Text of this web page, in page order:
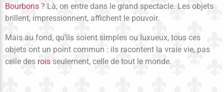
Bourbons ? Là, on entre dans le grand spectacle. Les objets
brillent, impressionnent, affichent le pouvoir.
Mais au fond, qu’ils soient simples ou luxueux, tous ces
objets ont un point commun : ils racontent la vraie vie, pas
celle des rois seulement, celle de tout le monde.